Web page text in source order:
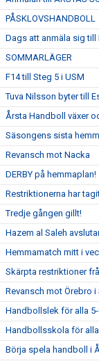
PÅSKLOVSHANDBOLL
Dags att anmäla sig till
SOMMARLÄGER
F14 till Steg 5 i USM
Tuva Nilsson byter till
Årsta Handboll växer
Säsongens sista
Revansch mot Nacka
DERBY på hemmaplan!
Restriktionerna har
Tredje gången gillt!
Hazem al Saleh
Hemmamatch mitt i
Skärpta restriktioner
Revansch mot Örebro
Handbollslek för alla
Handbollsskola för
Börja spela handboll i